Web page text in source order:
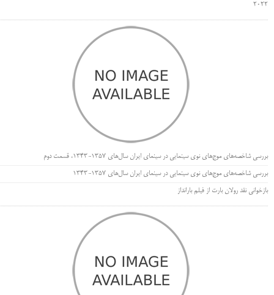
۲۰۲۲
بررسی شاخصه‌های موج‌های نوی سینمایی در سینمای ایران سال‌های 1357-1343، قسمت دوم
بررسی شاخصه‌های موج‌های نوی سینمایی در سینمای ایران سال‌های 1357-1343
بازخوانی نقد رولان بارت از فیلم بارانداز